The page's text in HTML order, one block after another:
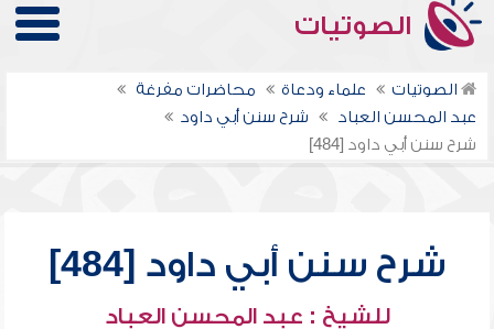
الصوتيات
الصوتيات علماء ودعاة
محاضرات مفرغة
عبد المحسن العباد
شرح سنن أبي داود
شرح سنن أبي داود [484]
شرح سنن أبي داود [484]
للشيخ : عبد المحسن العباد